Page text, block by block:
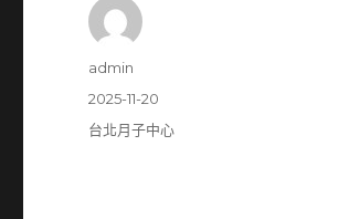
作
admin
發
佈
2025-11-20
分
台北月子中心